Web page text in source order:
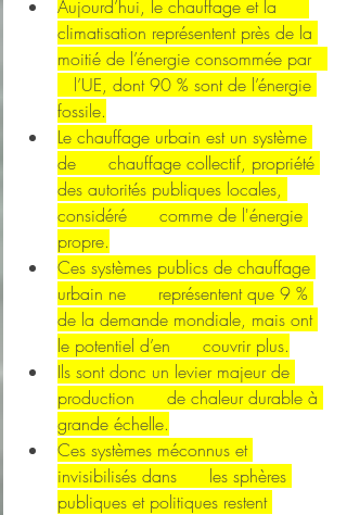
Aujourd’hui, le chauffage et la
climatisation représentent près de la
moitié de l’énergie consommée par
   l’UE, dont 90 % sont de l’énergie
fossile.
Le chauffage urbain est un système
de      chauffage collectif, propriété
des autorités publiques locales,
considéré      comme de l'énergie
propre.
Ces systèmes publics de chauffage
urbain ne      représentent que 9 %
de la demande mondiale, mais ont
le potentiel d’en      couvrir plus.
Ils sont donc un levier majeur de
production      de chaleur durable à
grande échelle.
Ces systèmes méconnus et
invisibilisés dans      les sphères
publiques et politiques restent